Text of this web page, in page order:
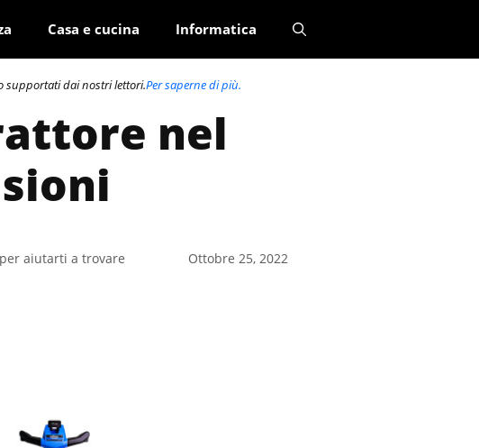
Casa e cucina Informatica
supportati dai nostri lettori.Per saperne di più.
nel
aiutarti a trovare
Ottobre 25, 2022